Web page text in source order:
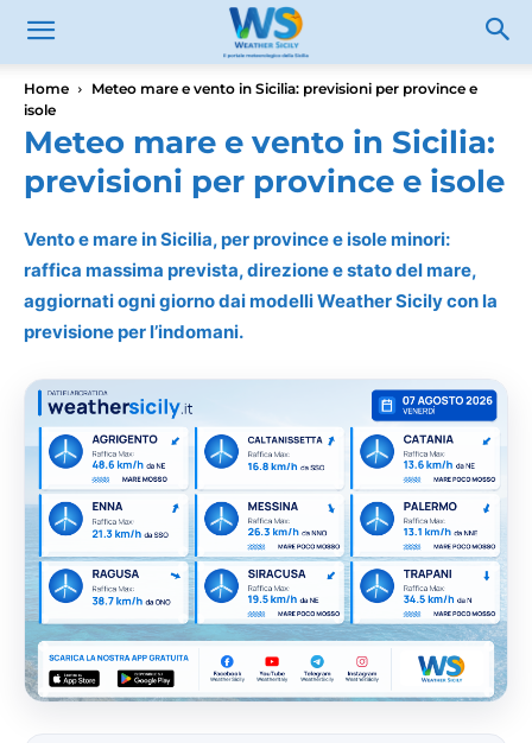
Home
Meteo mare e vento in Sicilia: previsioni per province e
isole
Meteo mare e vento in Sicilia:
previsioni per province e isole
Vento e mare in Sicilia, per province e isole minori:
raffica massima prevista, direzione e stato del mare,
aggiornati ogni giorno dai modelli Weather Sicily con la
previsione per l’indomani.